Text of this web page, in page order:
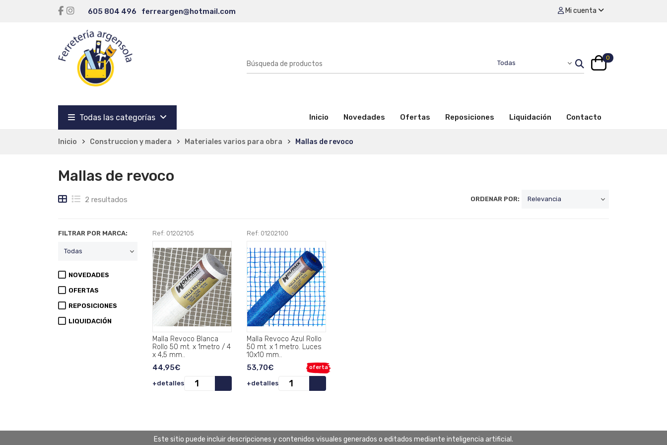
605 804 496 ferreargen@hotmail.com Mi cuenta
0
Todas las categorías Inicio (activo)Novedades Ofertas Reposiciones Liquidación Contacto
Inicio Construccion y madera Materiales varios para obra Mallas de revoco
Mallas de revoco
2 resultados ORDENAR POR:
FILTRAR POR MARCA:
NOVEDADES
OFERTAS
REPOSICIONES
LIQUIDACIÓN
Ref: 01202105
Malla Revoco Blanca
Rollo 50 mt. x 1metro / 4
x 4,5 mm..
44,95€
+detalles
Ref: 01202100
Malla Revoco Azul Rollo
50 mt. x 1 metro. Luces
10x10 mm..
oferta
53,70€
+detalles
Este sitio puede incluir descripciones y contenidos visuales generados o editados mediante inteligencia artificial.